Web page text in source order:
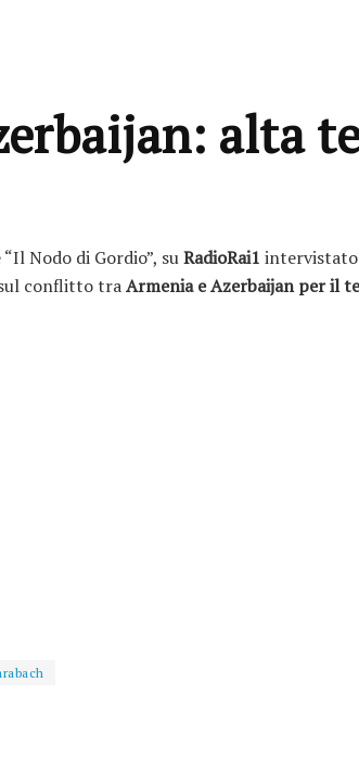
alta
Nodo di Gordio”, su RadioRai1‬ intervistato
sul conflitto traArmenia e Azerbaijan per il